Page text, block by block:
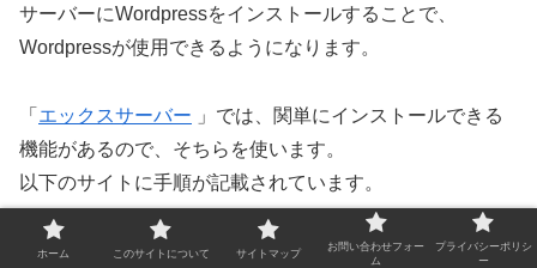
サーバーにWordpressをインストールすることで、
Wordpressが使用できるようになります。
「 エックスサーバー
」では、関単にインストールできる
機能があるので、そちらを使います。
以下のサイトに手順が記載されています。
WordPress 簡単インストール手順 | レンタルサ
ホーム このサイトについて サイトマップ
お問い合わせフォー
ム
プライバシーポリシ
ー